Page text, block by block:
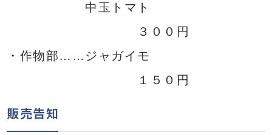
中玉トマト
３００円
・作物部……ジャガイモ
１５０円
販売告知